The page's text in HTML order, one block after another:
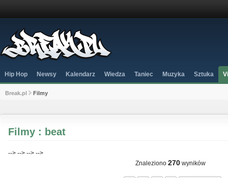
Hip Hop Newsy Kalendarz Wiedza Taniec Muzyka Sztuka
Break.pl Filmy
Filmy : beat
--> --> --> -->
Znaleziono 270 wyników